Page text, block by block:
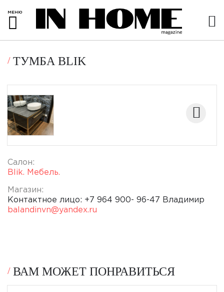
МЕНЮ
ТУМБА BLIK
Салон:
Blik. Мебель.
Магазин:
Контактное лицо: +7 964 900- 96-47 Владимир
balandinvn@yandex.ru
ВАМ МОЖЕТ ПОНРАВИТЬСЯ